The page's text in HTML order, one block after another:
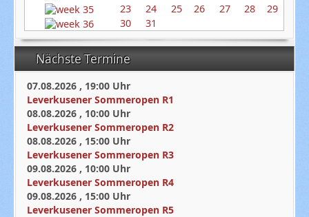
23
24 25 26 27 28
29
30
31
Nächste Termine
07.08.2026 , 19:00 Uhr
Leverkusener Sommeropen R1
08.08.2026 , 10:00 Uhr
Leverkusener Sommeropen R2
08.08.2026 , 15:00 Uhr
Leverkusener Sommeropen R3
09.08.2026 , 10:00 Uhr
Leverkusener Sommeropen R4
09.08.2026 , 15:00 Uhr
Leverkusener Sommeropen R5